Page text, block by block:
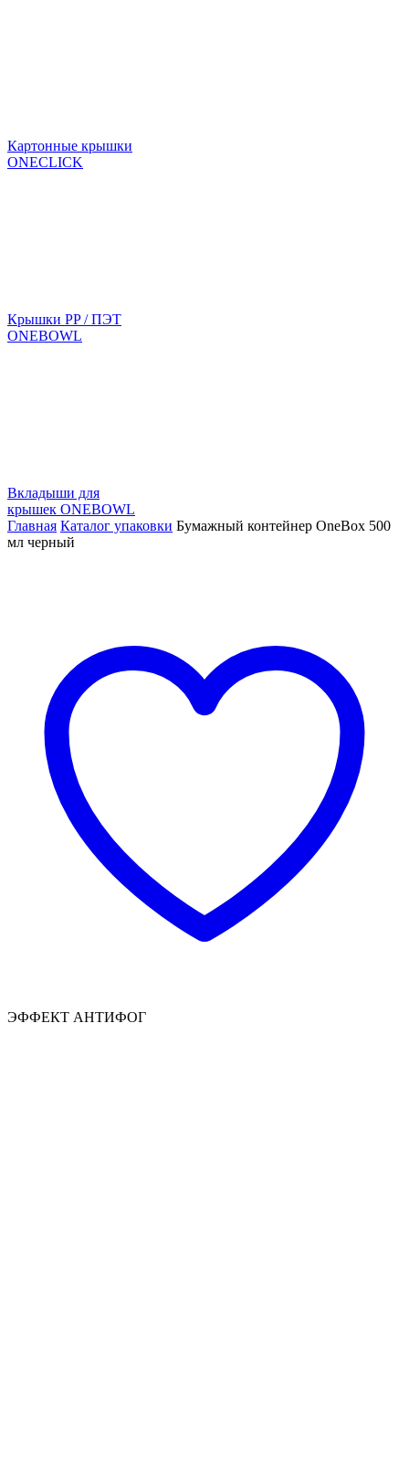
Картонные крышки
ONECLICK
Крышки PP / ПЭТ
ONEBOWL
Вкладыши для
крышек ONEBOWL
Главная Каталог упаковки Бумажный контейнер OneBox 500
мл черный
ЭФФЕКТ АНТИФОГ